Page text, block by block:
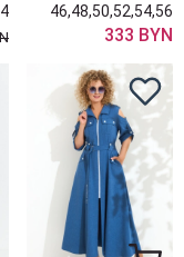
46,48,50,52,54,56
333 BYN